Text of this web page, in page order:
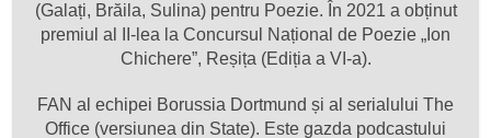
(Galați, Brăila, Sulina) pentru Poezie. În 2021 a obținut
premiul al II-lea la Concursul Național de Poezie „Ion
Chichere”, Reșița (Ediția a VI-a).
FAN al echipei Borussia Dortmund și al serialului The
Office (versiunea din State). Este gazda podcastului